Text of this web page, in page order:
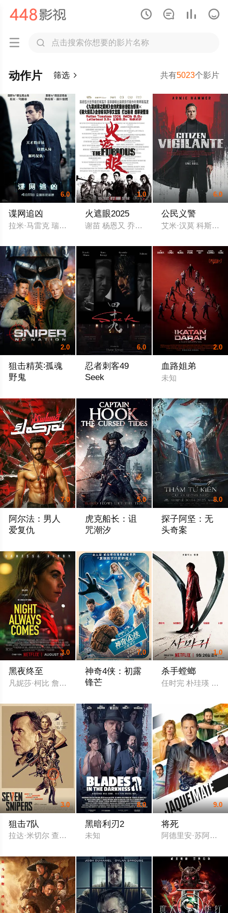
   
 
共有5023个影片
动作片 筛选 
6.0
谍网追凶
拉米·马雷克 瑞秋·布罗斯纳安 凯特芮娜·巴尔夫 劳伦斯·菲什伯
1.0
火遮眼2025
谢苗 杨恩又 乔·塔斯利姆 雅彦·鲁伊安 杰
6.0
公民义警
艾米·汉莫 科斯塔
2.0
狙击精英∶孤魂
野鬼
6.0
忍者刺客49
Seek
2.0
血路姐弟
未知
7.0
阿尔法：男人
爱复仇
5.0
虎克船长：诅
咒潮汐
8.0
探子阿坚：无
头奇案
3.0
黑夜终至
凡妮莎·柯比 詹妮弗·杰森·李 茱莉娅·福克斯 扎克·高察根 兰道
7.0
神奇4侠：初露
锋芒
1.0
杀手螳螂
任时完 朴珪瑛 赵
3.0
狙击7队
拉达·米切尔 查尔斯·科蒂尔 艾恩·格拉法德 利·泰格·哈雷 瑞恩·
8.0
黑暗利刃2
未知
9.0
将死
阿德里安·苏阿尔